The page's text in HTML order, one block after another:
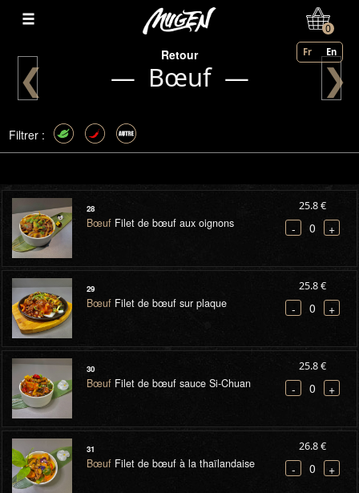
Mon Compte
0
Fr En
Retour
— Bœuf —
❮ ❯
Filtrer :
28
BœufFilet de bœuf aux oignons
25.8 €
- 0 +
29
BœufFilet de bœuf sur plaque
25.8 €
- 0 +
30
BœufFilet de bœuf sauce Si-Chuan
25.8 €
- 0 +
31
BœufFilet de bœuf à la thaïlandaise
26.8 €
- 0 +